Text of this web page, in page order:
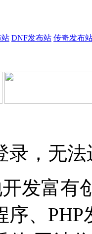
站 DNF发布站 传奇发布
录，无
发富有
序、